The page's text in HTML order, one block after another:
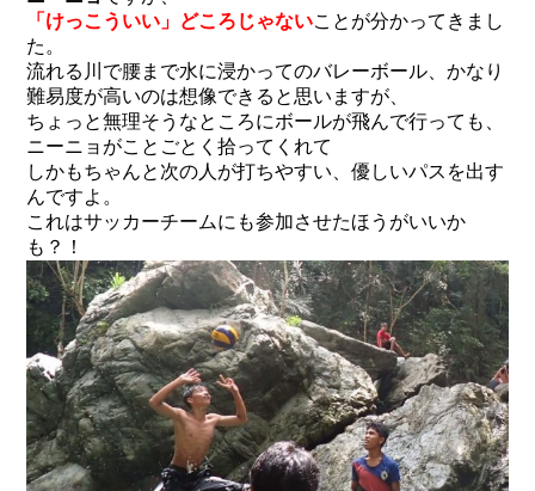
「けっこういい」どころじゃないことが分かってきまし
た。
流れる川で腰まで水に浸かってのバレーボール、かなり
難易度が高いのは想像できると思いますが、
ちょっと無理そうなところにボールが飛んで行っても、
ニーニョがことごとく拾ってくれて
しかもちゃんと次の人が打ちやすい、優しいパスを出す
んですよ。
これはサッカーチームにも参加させたほうがいいか
も？！